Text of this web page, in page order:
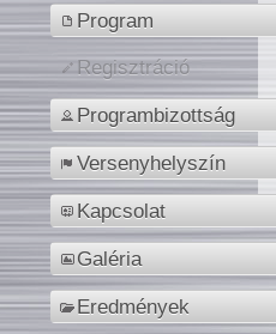
Program
Regisztráció
Programbizottság
Versenyhelyszín
Kapcsolat
Galéria
Eredmények